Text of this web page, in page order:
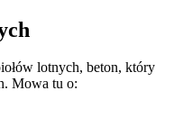
lotnych, beton, który
Mowa tu o: